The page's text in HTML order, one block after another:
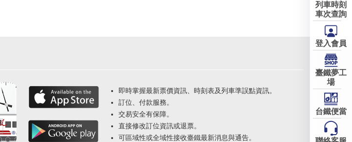
即時掌握最新票價資訊、時刻表及列車準誤點資訊。
訂位、付款服務。
交易安全有保障。
直接修改訂位資訊或退票。
可區域性或全域性接收臺鐵最新消息與通告。
列車時刻
車次查詢
登入會員
臺鐵夢工
場
台鐵便當